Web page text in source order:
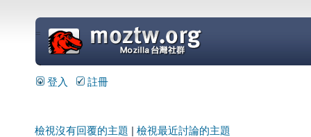
=
登入 註冊
檢視沒有回覆的主題 檢視最近討論的主題